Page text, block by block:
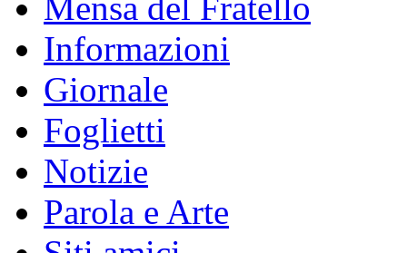
Mensa del Fratello
Informazioni
Giornale
Foglietti
Notizie
Parola e Arte